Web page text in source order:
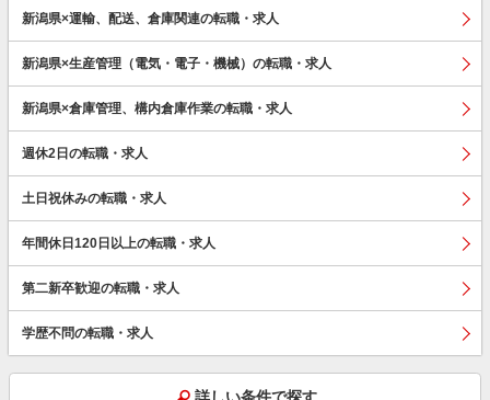
新潟県×運輸、配送、倉庫関連の転職・求人
新潟県×生産管理（電気・電子・機械）の転職・求人
新潟県×倉庫管理、構内倉庫作業の転職・求人
週休2日の転職・求人
土日祝休みの転職・求人
年間休日120日以上の転職・求人
第二新卒歓迎の転職・求人
学歴不問の転職・求人
詳しい条件で探す